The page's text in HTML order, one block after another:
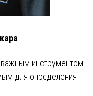
важным инструментом
для определения